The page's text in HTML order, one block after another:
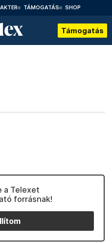
TÁMOGATÁS SHOP
Támogatás
a Telexet
forrásnak!